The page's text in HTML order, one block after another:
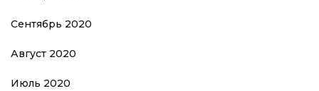
Сентябрь 2020
Август 2020
Июль 2020